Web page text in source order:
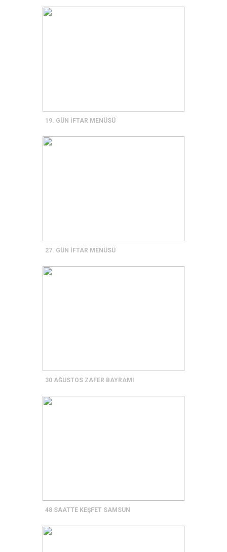
19. GÜN İFTAR MENÜSÜ
27. GÜN İFTAR MENÜSÜ
30 AĞUSTOS ZAFER BAYRAMI
48 SAATTE KEŞFET SAMSUN